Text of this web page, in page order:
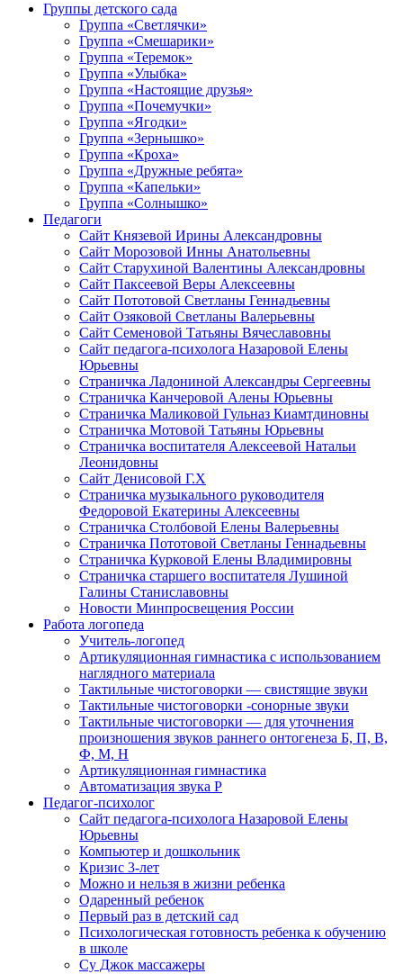
Группы детского сада
Группа «Светлячки»
Группа «Смешарики»
Группа «Теремок»
Группа «Улыбка»
Группа «Настоящие друзья»
Группа «Почемучки»
Группа «Ягодки»
Группа «Зернышко»
Группа «Кроха»
Группа «Дружные ребята»
Группа «Капельки»
Группа «Солнышко»
Педагоги
Сайт Князевой Ирины Александровны
Сайт Морозовой Инны Анатольевны
Сайт Старухиной Валентины Александровны
Сайт Паксеевой Веры Алексеевны
Сайт Пототовой Светланы Геннадьевны
Сайт Озяковой Светланы Валерьевны
Сайт Семеновой Татьяны Вячеславовны
Сайт педагога-психолога Назаровой Елены
Юрьевны
Страничка Ладониной Александры Сергеевны
Страничка Канчеровой Алены Юрьевны
Страничка Маликовой Гульназ Киамтдиновны
Страничка Мотовой Татьяны Юрьевны
Cтраничка воспитателя Алексеевой Натальи
Леонидовны
Сайт Денисовой Г.Х
Страничка музыкального руководителя
Федоровой Екатерины Алексеевны
Страничка Столбовой Елены Валерьевны
Страничка Пототовой Светланы Геннадьевны
Страничка Курковой Елены Владимировны
Страничка старшего воспитателя Лушиной
Галины Станиславовны
Новости Минпросвещения России
Работа логопеда
Учитель-логопед
Артикуляционная гимнастика с использованием
наглядного материала
Тактильные чистоговорки — свистящие звуки
Тактильные чистоговорки -сонорные звуки
Тактильные чистоговорки — для уточнения
произношения звуков раннего онтогенеза Б, П, В,
Ф, М, Н
Артикуляционная гимнастика
Автоматизация звука Р
Педагог-психолог
Сайт педагога-психолога Назаровой Елены
Юрьевны
Компьютер и дошкольник
Кризис 3-лет
Можно и нельзя в жизни ребенка
Одаренный ребенок
Первый раз в детский сад
Психологическая готовность ребенка к обучению
в школе
Су Джок массажеры